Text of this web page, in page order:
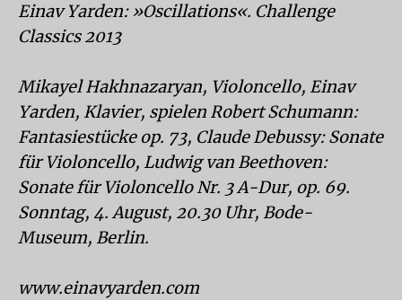
Einav Yarden: »Oscillations«. Challenge
Classics 2013
Mikayel Hakhnazaryan, Violoncello, Einav
Yarden, Klavier, spielen Robert Schumann:
Fantasiestücke op. 73, Claude Debussy: Sonate
für Violoncello, Ludwig van Beethoven:
Sonate für Violoncello Nr. 3 A-Dur, op. 69.
Sonntag, 4. August, 20.30 Uhr, Bode-
Museum, Berlin.
www.einavyarden.com